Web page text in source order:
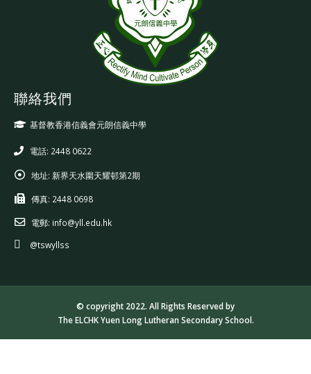
聯絡我們
基督教香港信義會元朗信義中學
電話: 2448 0622
地址: 新界天水圍天耀邨第2期
傳真: 2448 0698
電郵: info@yll.edu.hk
@tswyllss
© copyright 2022. All Rights Reserved by
The ELCHK Yuen Long Lutheran Secondary School.